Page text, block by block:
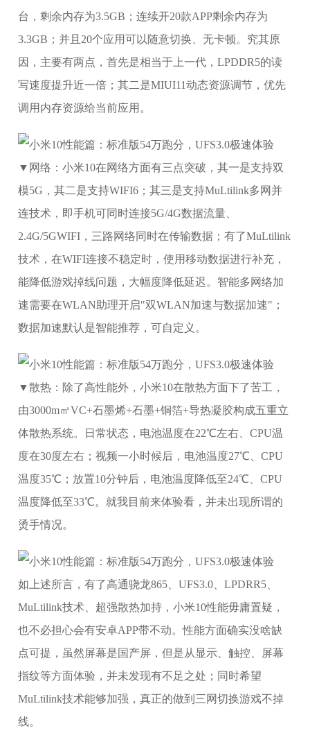
台，剩余内存为3.5GB；连续开20款APP剩余内存为
3.3GB；并且20个应用可以随意切换、无卡顿。究其原
因，主要有两点，首先是相当于上一代，LPDDR5的读
写速度提升近一倍；其二是MIUI11动态资源调节，优先
调用内存资源给当前应用。
▼网络：小米10在网络方面有三点突破，其一是支持双
模5G，其二是支持WIFI6；其三是支持MuLtilink多网并
连技术，即手机可同时连接5G/4G数据流量、
2.4G/5GWIFI，三路网络同时在传输数据；有了MuLtilink
技术，在WIFI连接不稳定时，使用移动数据进行补充，
能降低游戏掉线问题，大幅度降低延迟。智能多网络加
速需要在WLAN助理开启"双WLAN加速与数据加速"；
数据加速默认是智能推荐，可自定义。
▼散热：除了高性能外，小米10在散热方面下了苦工，
由3000m㎡VC+石墨烯+石墨+铜箔+导热凝胶构成五重立
体散热系统。日常状态，电池温度在22℃左右、CPU温
度在30度左右；视频一小时候后，电池温度27℃、CPU
温度35℃；放置10分钟后，电池温度降低至24℃、CPU
温度降低至33℃。就我目前来体验看，并未出现所谓的
烫手情况。
如上述所言，有了高通骁龙865、UFS3.0、LPDRR5、
MuLtilink技术、超强散热加持，小米10性能毋庸置疑，
也不必担心会有安卓APP带不动。性能方面确实没啥缺
点可提，虽然屏幕是国产屏，但是从显示、触控、屏幕
指纹等方面体验，并未发现有不足之处；同时希望
MuLtilink技术能够加强，真正的做到三网切换游戏不掉
线。